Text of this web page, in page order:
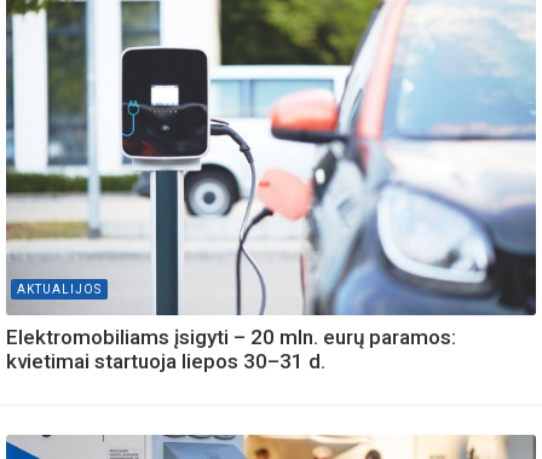
AKTUALIJOS
Elektromobiliams įsigyti – 20 mln. eurų paramos:
kvietimai startuoja liepos 30–31 d.